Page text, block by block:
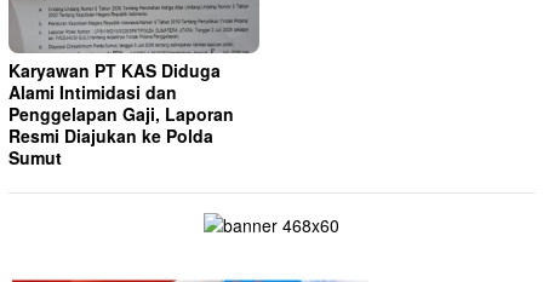
Karyawan PT KAS Diduga
Alami Intimidasi dan
Penggelapan Gaji, Laporan
Resmi Diajukan ke Polda
Sumut